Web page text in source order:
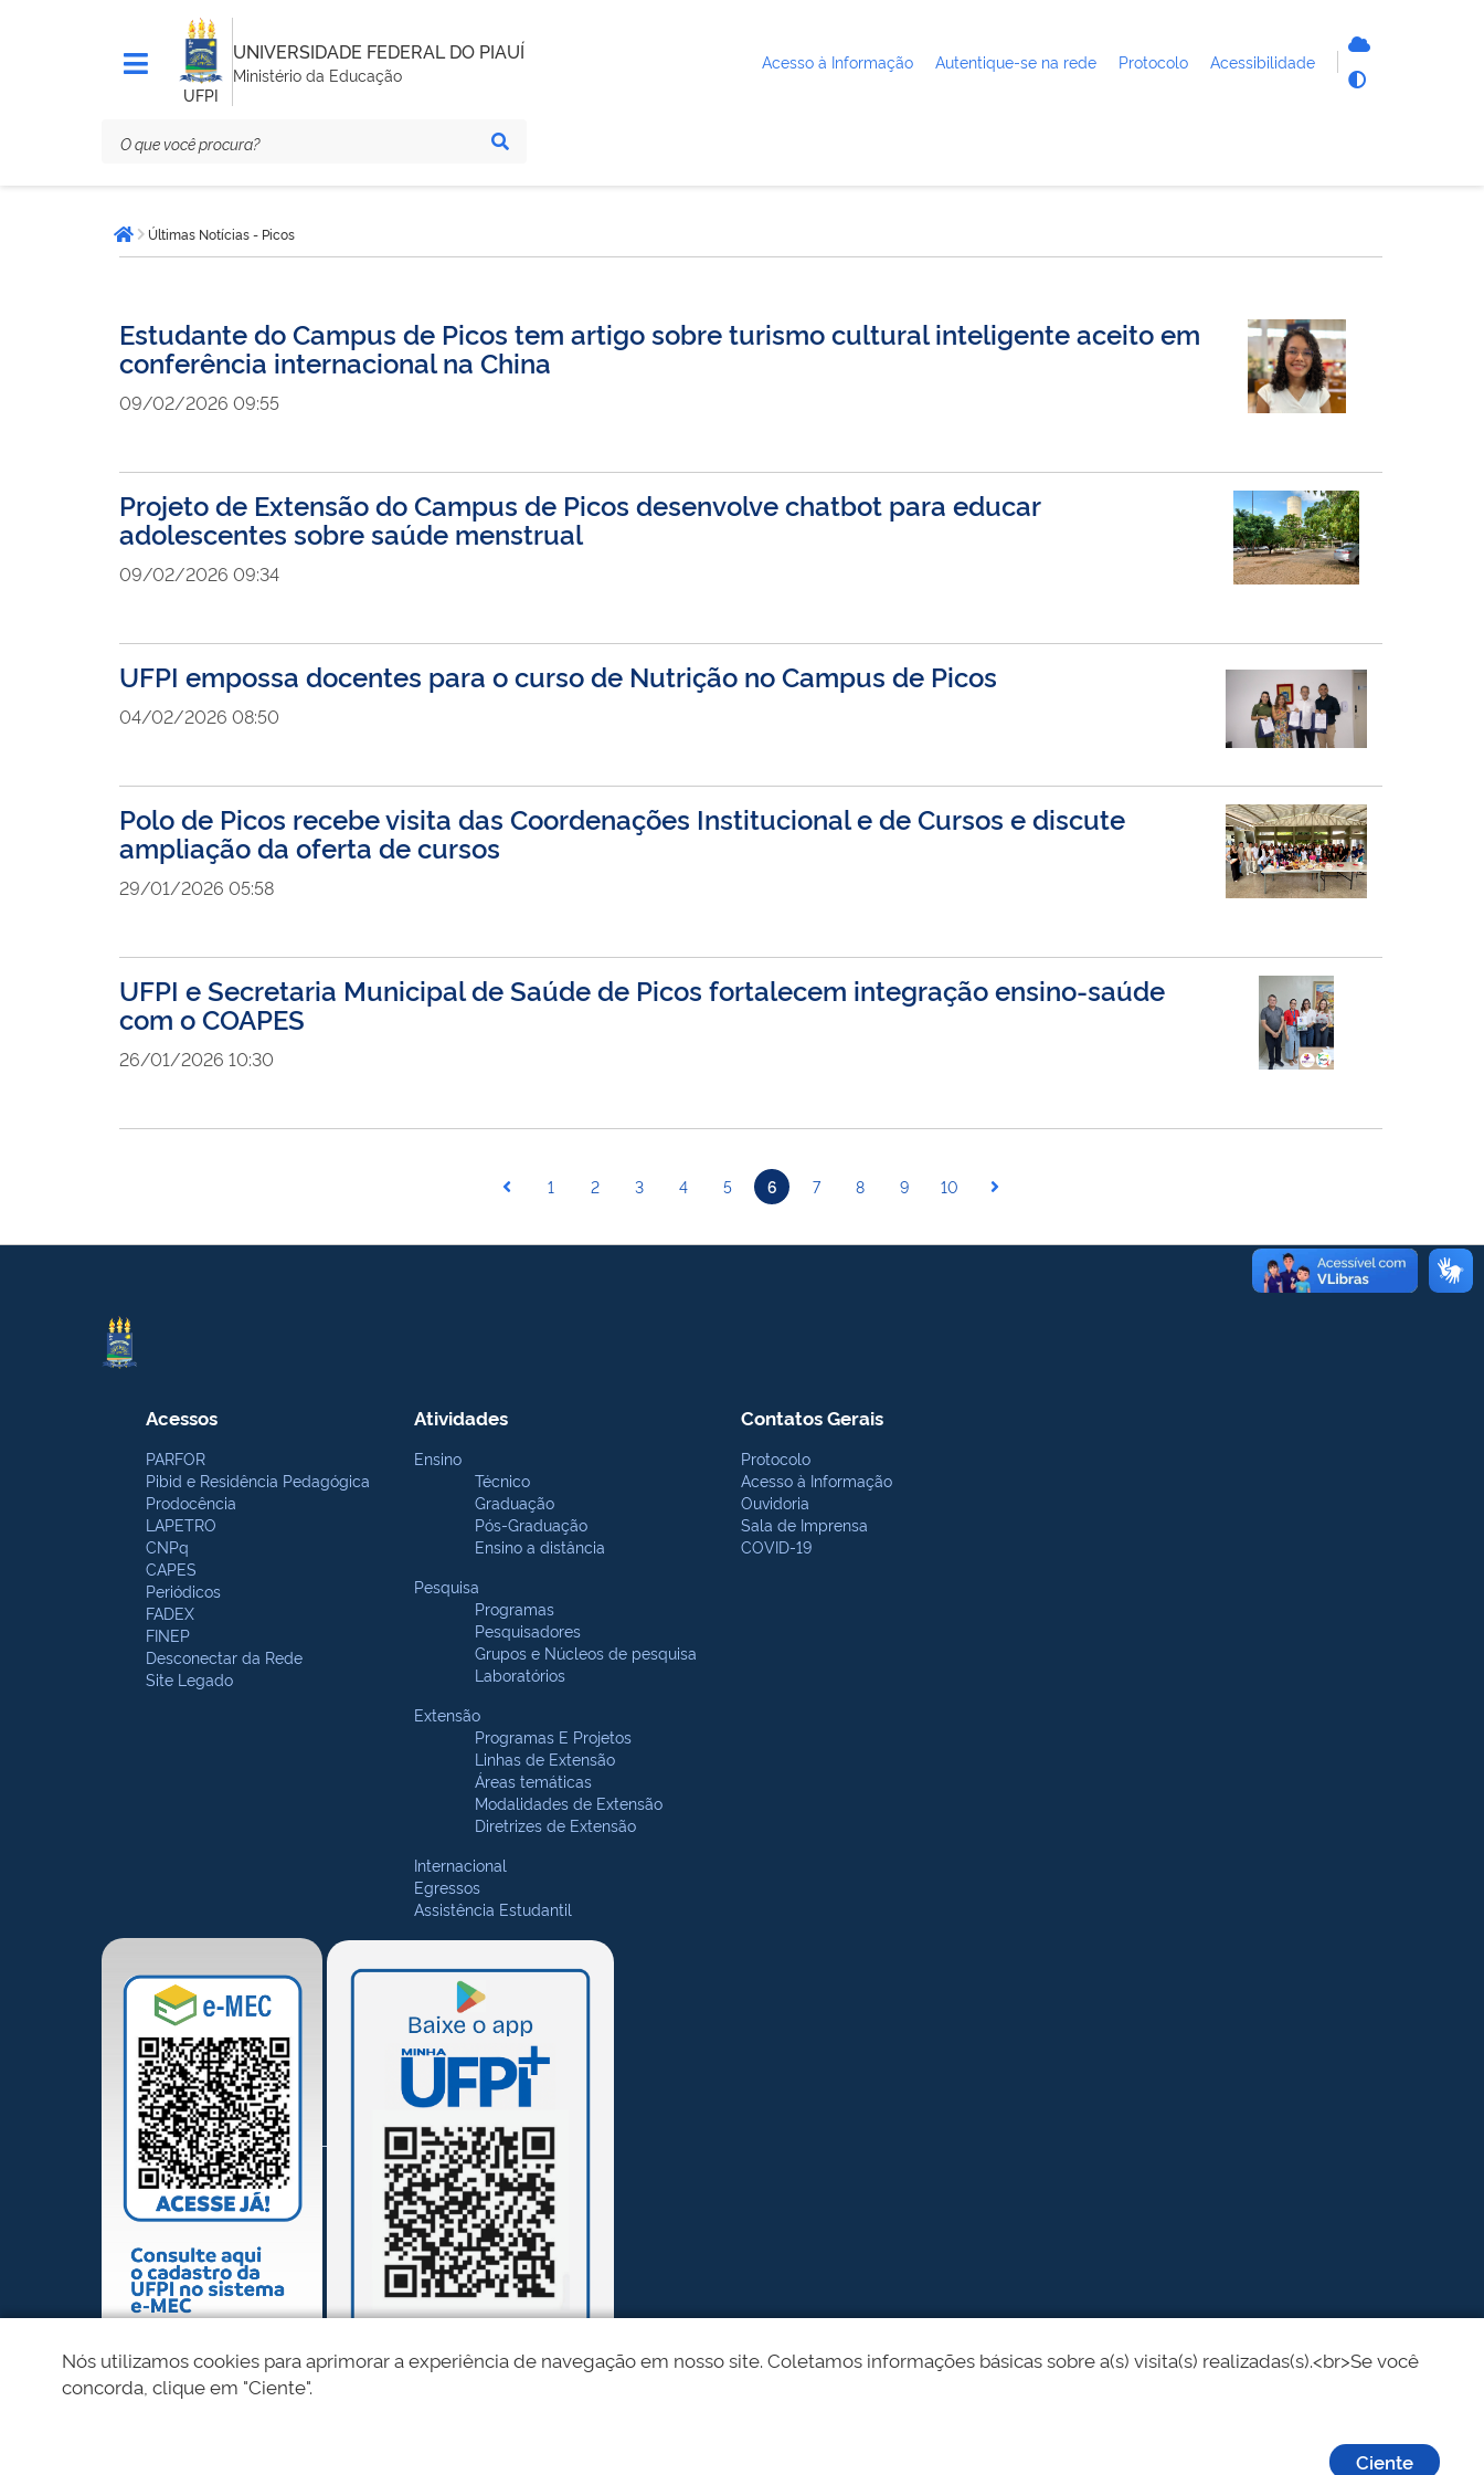
UFPI
UNIVERSIDADE FEDERAL DO PIAUÍ
Ministério da Educação
Acesso à Informação Autentique-se na rede Protocolo Acessibilidade
está
aqui:Página inicial
Últimas Notícias - Picos
Estudante do Campus de Picos tem artigo sobre turismo cultural inteligente aceito em
conferência internacional na China
09/02/2026 09:55
Projeto de Extensão do Campus de Picos desenvolve chatbot para educar
adolescentes sobre saúde menstrual
09/02/2026 09:34
UFPI empossa docentes para o curso de Nutrição no Campus de Picos
04/02/2026 08:50
Polo de Picos recebe visita das Coordenações Institucional e de Cursos e discute
ampliação da oferta de cursos
29/01/2026 05:58
UFPI e Secretaria Municipal de Saúde de Picos fortalecem integração ensino-saúde
com o COAPES
26/01/2026 10:30
1 2 3 4 5 6 7 8 9 10
Acessos
PARFOR
Pibid e Residência Pedagógica
Prodocência
LAPETRO
CNPq
CAPES
Periódicos
FADEX
FINEP
Desconectar da Rede
Site Legado
Atividades
Ensino
Técnico
Graduação
Pós-Graduação
Ensino a distância
Pesquisa
Programas
Pesquisadores
Grupos e Núcleos de pesquisa
Laboratórios
Extensão
Programas E Projetos
Linhas de Extensão
Áreas temáticas
Modalidades de Extensão
Diretrizes de Extensão
Internacional
Egressos
Assistência Estudantil
Contatos Gerais
Protocolo
Acesso à Informação
Ouvidoria
Sala de Imprensa
COVID-19
Nós utilizamos cookies para aprimorar a experiência de navegação em nosso site. Coletamos informações básicas sobre a(s) visita(s) realizadas(s).<br>Se você
concorda, clique em "Ciente".
Ciente